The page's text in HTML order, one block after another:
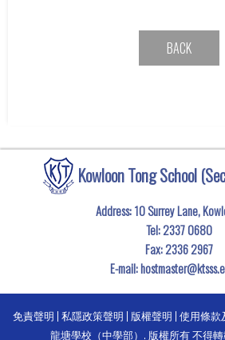
BACK
Kowloon Tong School
Address: 10 Surrey Lane,
Tel:2337 0680
Fax:2336 2967
E-mail:
免責聲明 | 私隱政策聲明 | 版權聲明 | 使用條款
龍塘學校（中學部）. 版權所有 不得轉